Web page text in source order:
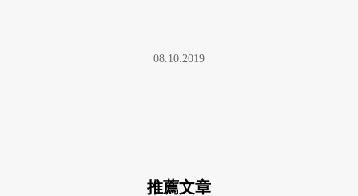
08.10.2019
推薦文章